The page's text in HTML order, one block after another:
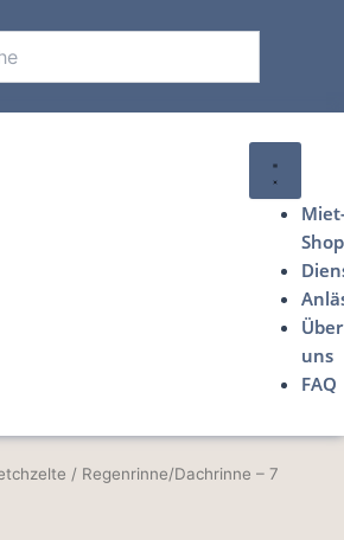
Shop
Über
uns
FAQ
/ Regenrinne/Dachrinne – 7